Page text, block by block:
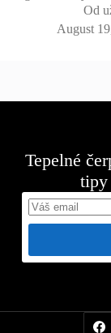
Od
August
Tepelné
tipy